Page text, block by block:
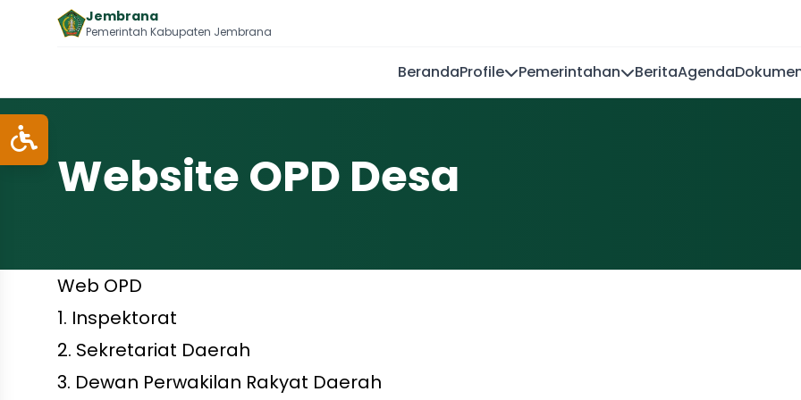
Jembrana
Pemerintah Kabupaten Jembrana
BerandaProfile Pemerintahan BeritaAgenda
Website OPD Desa
Web OPD
1. Inspektorat
2. Sekretariat Daerah
3. Dewan Perwakilan Rakyat Daerah